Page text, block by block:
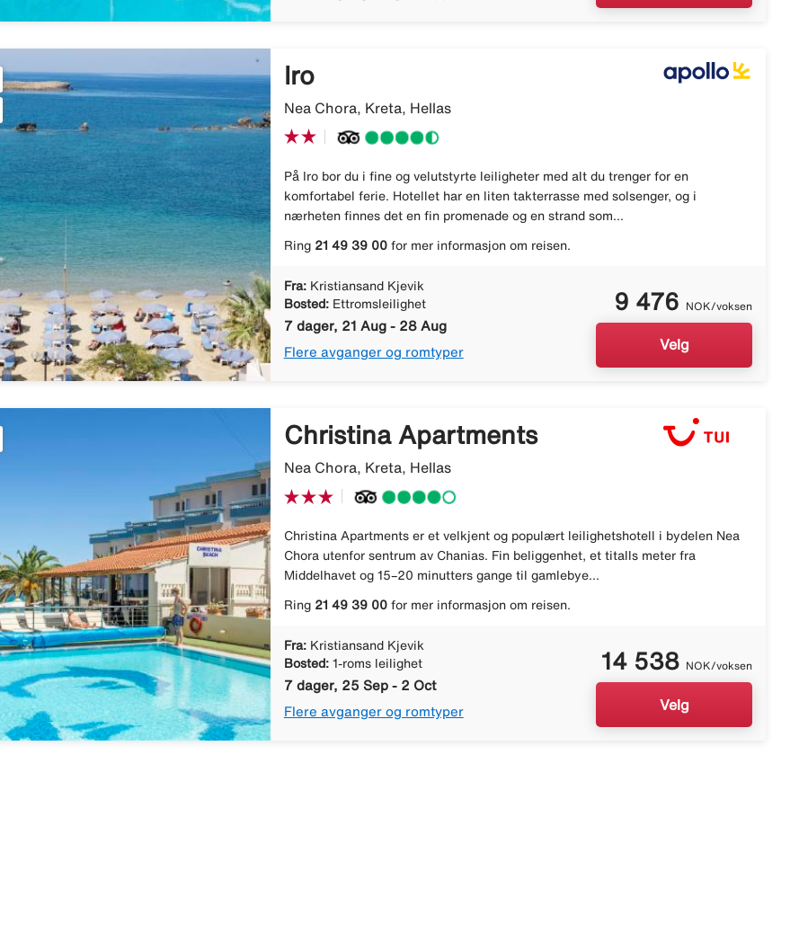
Iro
Nea Chora, Kreta, Hellas
På Iro bor du i fine og velutstyrte leiligheter med alt du trenger for en
komfortabel ferie. Hotellet har en liten takterrasse med solsenger, og i
nærheten finnes det en fin promenade og en strand som...
Ring 21 49 39 00for mer informasjon om reisen.
Fra: Kristiansand Kjevik
Bosted: Ettromsleilighet
7 dager, 21 Aug - 28 Aug
Flere avganger og romtyper
9 476 NOK/voksen
Velg
Christina Apartments
Nea Chora, Kreta, Hellas
Christina Apartments er et velkjent og populært leilighetshotell i bydelen Nea
Chora utenfor sentrum av Chanias. Fin beliggenhet, et titalls meter fra
Middelhavet og 15–20 minutters gange til gamlebye...
Ring 21 49 39 00for mer informasjon om reisen.
Fra: Kristiansand Kjevik
Bosted: 1-roms leilighet
7 dager, 25 Sep - 2 Oct
Flere avganger og romtyper
14 538 NOK/voksen
Velg